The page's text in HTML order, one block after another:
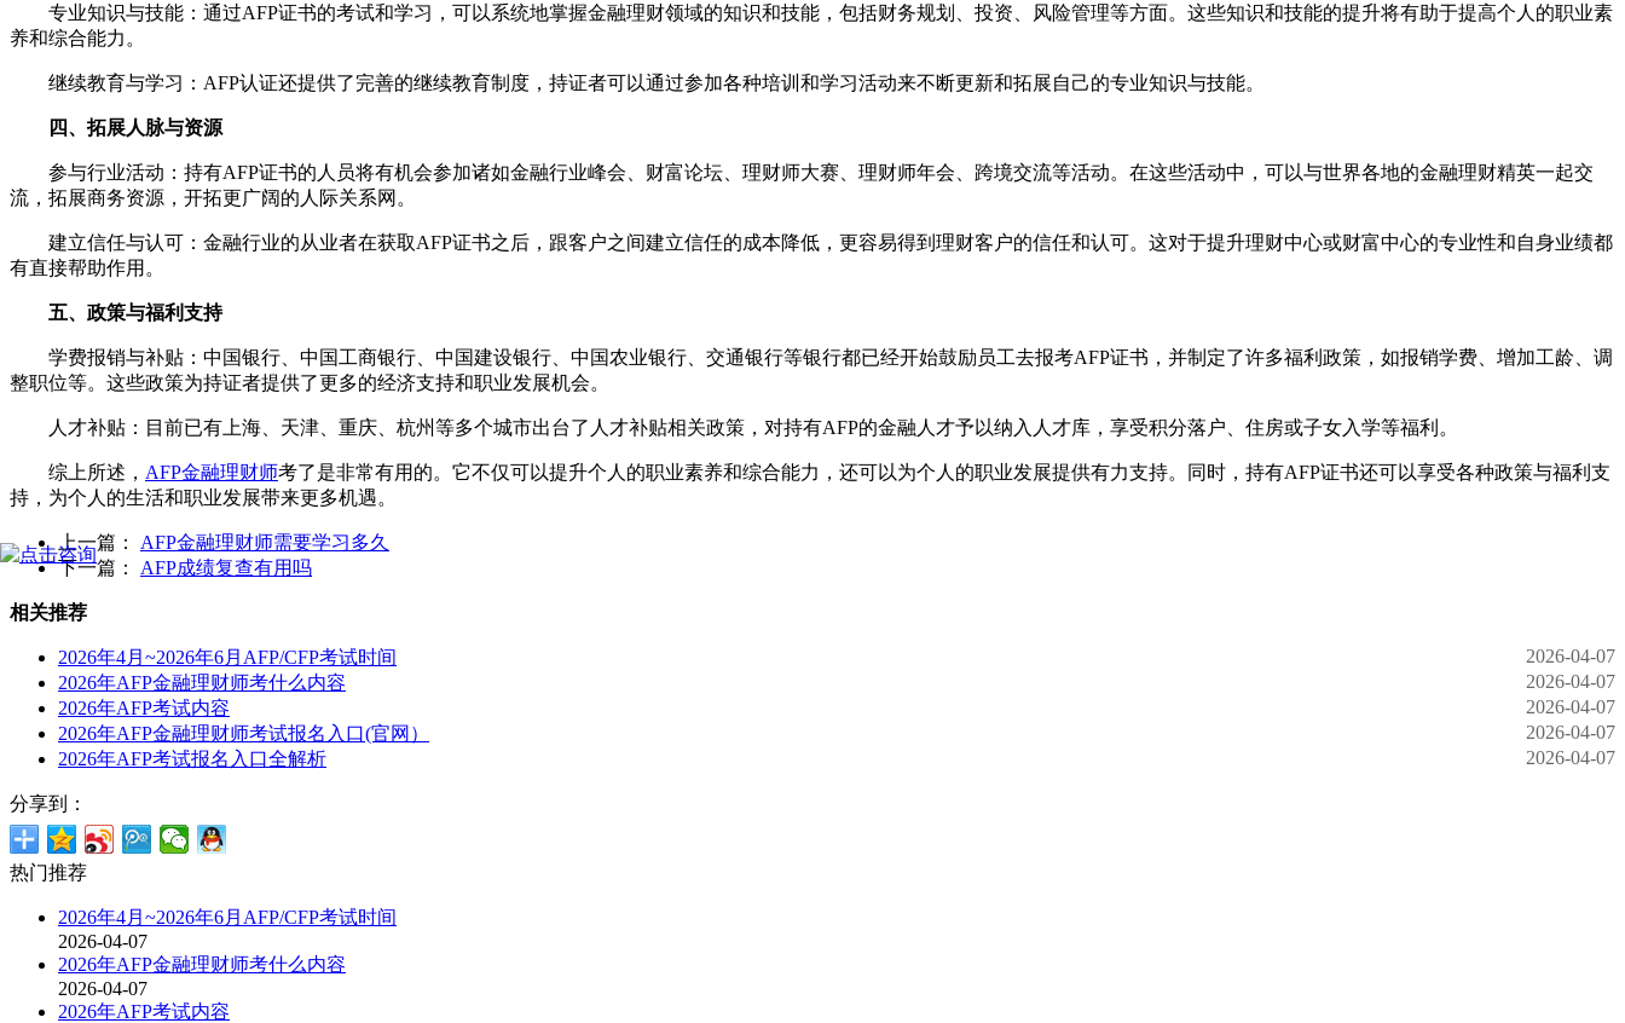
专业知识与技能：通过AFP证书的考试和学习，可以系统地掌握金融理财领域的知识和技能，包括财务规划、投资、风险管理等方面。这些知识和技能的提升将有助于提高个人的职业素
养和综合能力。
继续教育与学习：AFP认证还提供了完善的继续教育制度，持证者可以通过参加各种培训和学习活动来不断更新和拓展自己的专业知识与技能。
四、拓展人脉与资源
参与行业活动：持有AFP证书的人员将有机会参加诸如金融行业峰会、财富论坛、理财师大赛、理财师年会、跨境交流等活动。在这些活动中，可以与世界各地的金融理财精英一起交
流，拓展商务资源，开拓更广阔的人际关系网。
建立信任与认可：金融行业的从业者在获取AFP证书之后，跟客户之间建立信任的成本降低，更容易得到理财客户的信任和认可。这对于提升理财中心或财富中心的专业性和自身业绩都
有直接帮助作用。
五、政策与福利支持
学费报销与补贴：中国银行、中国工商银行、中国建设银行、中国农业银行、交通银行等银行都已经开始鼓励员工去报考AFP证书，并制定了许多福利政策，如报销学费、增加工龄、调
整职位等。这些政策为持证者提供了更多的经济支持和职业发展机会。
人才补贴：目前已有上海、天津、重庆、杭州等多个城市出台了人才补贴相关政策，对持有AFP的金融人才予以纳入人才库，享受积分落户、住房或子女入学等福利。
综上所述， AFP金融理财师考了是非常有用的。它不仅可以提升个人的职业素养和综合能力，还可以为个人的职业发展提供有力支持。同时，持有AFP证书还可以享受各种政策与福利支
持，为个人的生活和职业发展带来更多机遇。
上一篇：
AFP金融理财师需要学习多久
下一篇：
AFP成绩复查有用吗
相关推荐
2026年4月~2026年6月AFP/CFP考试时间
2026-04-07
2026年AFP金融理财师考什么内容
2026-04-07
2026年AFP考试内容
2026-04-07
2026年AFP金融理财师考试报名入口(官网）
2026-04-07
2026年AFP考试报名入口全解析
2026-04-07
分享到：
热门推荐
2026年4月~2026年6月AFP/CFP考试时间
2026-04-07
2026年AFP金融理财师考什么内容
2026-04-07
2026年AFP考试内容